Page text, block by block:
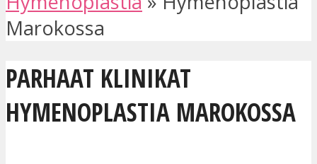
Marokossa
PARHAAT KLINIKAT
HYMENOPLASTIA MAROKOSSA